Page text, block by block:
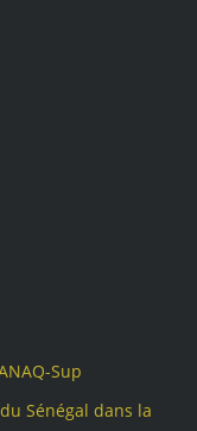
Sup
Sénégal dans la